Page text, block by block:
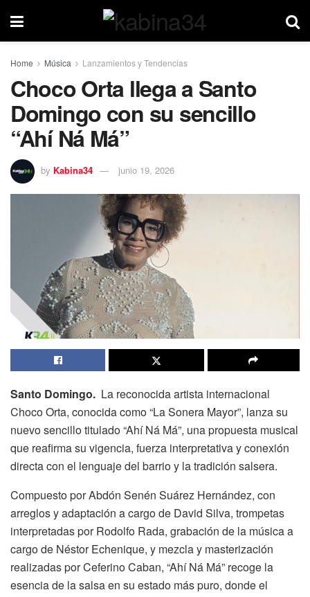
Home Música Lanzamientos y Tendencias
Choco Orta llega a Santo
Domingo con su sencillo
“Ahí Ná Má”
by Kabina34 junio 19, 2026
Santo Domingo. La reconocida artista internacional
Choco Orta, conocida como “La Sonera Mayor”, lanza su
nuevo sencillo titulado “Ahí Ná Má”, una propuesta musical
que reafirma su vigencia, fuerza interpretativa y conexión
directa con el lenguaje del barrio y la tradición salsera.
Compuesto por Abdón Senén Suárez Hernández, con
arreglos y adaptación a cargo de David Silva, trompetas
interpretadas por Rodolfo Rada, grabación de la música a
cargo de Néstor Echenique, y mezcla y masterización
realizadas por Ceferino Caban, “Ahí Ná Má” recoge la
esencia de la salsa en su estado más puro, donde el